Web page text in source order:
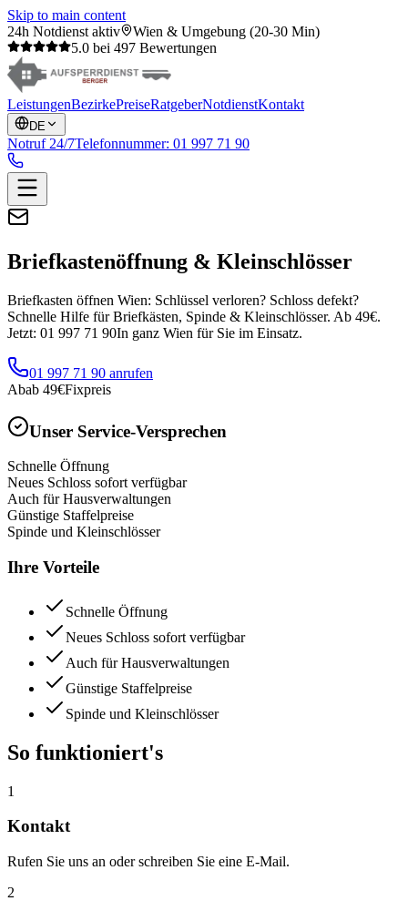
Skip to main content
24h Notdienst aktiv
Wien & Umgebung (20-30 Min)
5.0 bei 497 Bewertungen
LeistungenBezirkePreiseRatgeberNotdienstKontakt
DE
Notruf 24/7Telefonnummer: 01 997 71 90
Briefkastenöffnung & Kleinschlösser
Briefkasten öffnen Wien: Schlüssel verloren? Schloss defekt?
Schnelle Hilfe für Briefkästen, Spinde & Kleinschlösser. Ab 49€.
Jetzt: 01 997 71 90In ganz Wien für Sie im Einsatz.
01 997 71 90 anrufen
Abab 49€Fixpreis
Unser Service-Versprechen
Schnelle Öffnung
Neues Schloss sofort verfügbar
Auch für Hausverwaltungen
Günstige Staffelpreise
Spinde und Kleinschlösser
Ihre Vorteile
Schnelle Öffnung
Neues Schloss sofort verfügbar
Auch für Hausverwaltungen
Günstige Staffelpreise
Spinde und Kleinschlösser
So funktioniert's
1
Kontakt
Rufen Sie uns an oder schreiben Sie eine E-Mail.
2